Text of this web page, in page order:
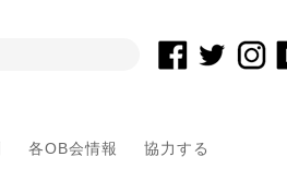
各OB会情報 協力する